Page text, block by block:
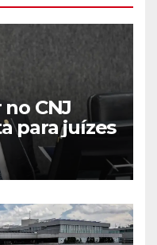
CNJ
para juízes